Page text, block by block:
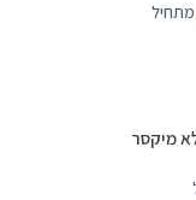
מתחיל
מיקסר